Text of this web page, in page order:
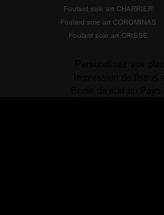
Foulard soie art CHARRIER
Foulard soie art COROMINAS
Foulard soie art CRISSE